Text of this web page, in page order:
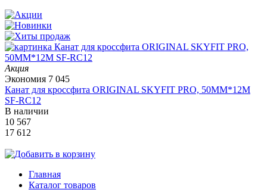
Акция
Экономия 7 045
Канат для кроссфита ORIGINAL SKYFIT PRO, 50MM*12M
SF-RС12
В наличии
10 567
17 612
Главная
Каталог товаров